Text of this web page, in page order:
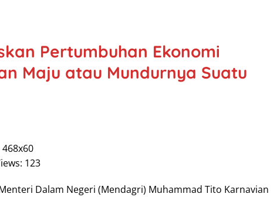
Pertumbuhan Ekonomi
Maju atau Mundurnya Suatu
123
Dalam Negeri (Mendagri) Muhammad Tito Karnavian